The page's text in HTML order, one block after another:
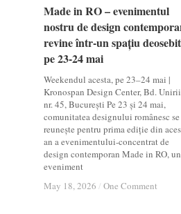
Made in RO – evenimentul
nostru de design
revine într-un spațiu
pe 23-24 mai
Weekendul acesta, pe 23–24 mai |
Kronospan Design Center, Bd. Unirii
nr. 45, București Pe 23 și 24 mai,
comunitatea designului românesc se
reunește pentru prima ediție din
an a evenimentului-concentrat de
design contemporan Made in RO, un
eveniment
May 18, 2026 / One Comment
Made in RO – evenimentul
nostru de design
revine într-un spațiu
pe 23-24 mai
May 18, 2026 / One Comment